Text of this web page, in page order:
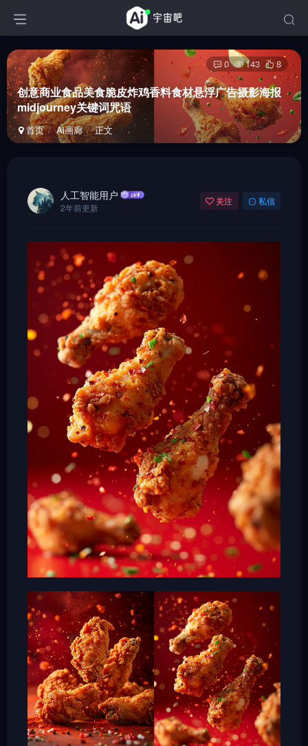
创意商业食品美食脆皮炸鸡香料食材悬浮广告摄影海报
midjourney关键词咒语
首页 Ai画廊 正文
0 143 8
人工智能用户
2年前更新
关注 私信